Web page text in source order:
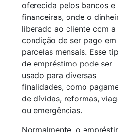
oferecida pelos bancos e
financeiras, onde o
liberado ao cliente com a
condição de ser pago em
parcelas mensais. Esse
de empréstimo pode ser
usado para diversas
finalidades, como
de dívidas, reformas,
ou emergências.
Normalmente, o